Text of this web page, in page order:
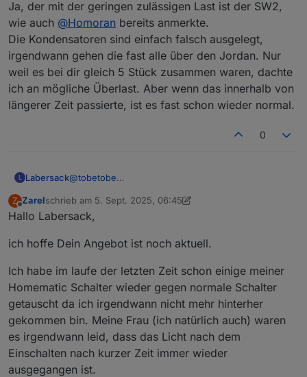
von 5 Schalter wieder funktionieren, ist doch eine
sehr gute Nachricht. Die zwei weiterhin defekten
Schalter kannst du gerne zum Ausschlachten
behalten. Den Rücksendeschein lasse ich dir in den
nächsten Tagen zukommen. Was ich dranhängen
hatte? Kleiner Verbraucher, zum Teil aber mit
Schaltnetzteil, die sich ja bekanntermaßen kapazitiv
verhalten und beim Einschalten viel Strom ziehen.
Hier habe ich aber jeweils NTC zur reduktion des
den 1.150 W bezieht sich wohl nur auf den HM-LC-
16 A im Datenblatt, entsprechend 3.680 W. Das reicht
auch für den Wasserkocher. Oder habe ich da irgend
etwas übersehen? Ich glaube, die Dinger sind
einfach schon zu alt, sieht man ja auch an der
Seriennummer.
Viele Grüße
Thomas
Ja, der mit der geringen zulässigen Last ist der SW2,
wie auch @Homoran bereits anmerkte.
Die Kondensatoren sind einfach falsch ausgelegt,
irgendwann gehen die fast alle über den Jordan. Nur
weil es bei dir gleich 5 Stück zusammen waren, dachte
ich an mögliche Überlast. Aber wenn das innerhalb von
längerer Zeit passierte, ist es fast schon wieder normal.
0
L Labersack@tobetobe
SW2, wie auch@Homoranbereits anmerkte.
Die Kondensatoren sind einfach falsch ausgelegt,
Nur weil es bei dir gleich 5 Stück zusammen waren,
innerhalb von längerer Zeit passierte, ist es fast
schon wieder normal.
Z
Offline
Zarelschrieb am 5. Sept. 2025, 06:45
zuletzt editiert von Zarel9. Mai 2025, 09:52
Hallo Labersack,
ich hoffe Dein Angebot ist noch aktuell.
Ich habe im laufe der letzten Zeit schon einige meiner
Homematic Schalter wieder gegen normale Schalter
getauscht da ich irgendwann nicht mehr hinterher
gekommen bin. Meine Frau (ich natürlich auch) waren
es irgendwann leid, dass das Licht nach dem
Einschalten nach kurzer Zeit immer wieder
ausgegangen ist.